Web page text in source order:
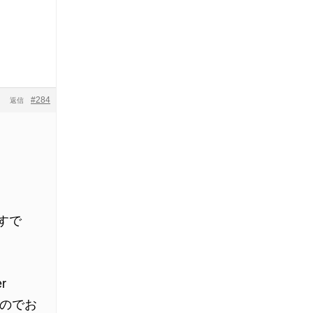
#284
返信
で
でお